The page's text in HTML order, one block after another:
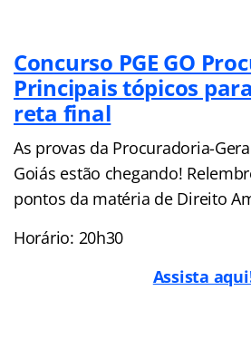
Concurso PGE GO
Principais tópicos
reta final
As provas da Procuradoria-
Goiás estão chegando!
pontos da matéria de Direito
Horário: 20h30
Assista